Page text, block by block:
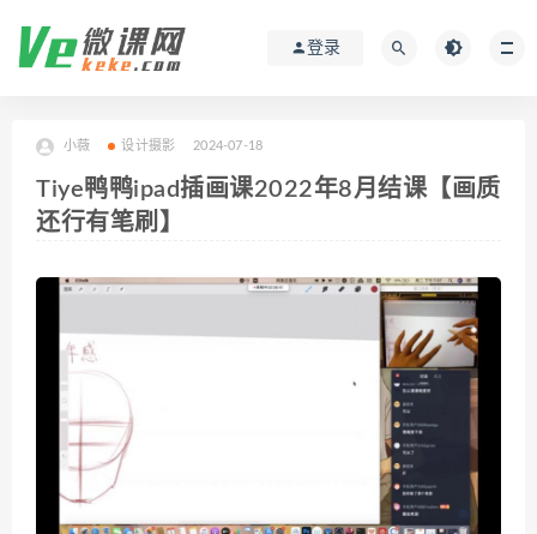
登录
小薇 设计摄影 2024-07-18
Tiye鸭鸭ipad插画课2022年8月结课【画质
还行有笔刷】